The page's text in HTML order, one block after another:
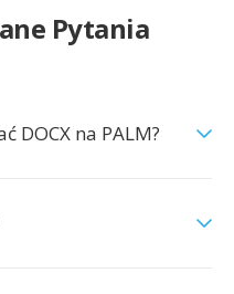
Pytania
DOCX na PALM?